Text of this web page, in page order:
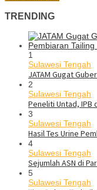
TRENDING
1
Sulawesi Tengah
JATAM Gugat
2
Sulawesi Tengah
Peneliti Untad, IPB
3
Sulawesi Tengah
Hasil Tes Urine
4
Sulawesi Tengah
Sejumlah ASN di
5
Sulawesi Tengah